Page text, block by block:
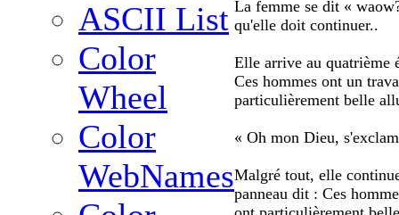
ASCII List
Color
Wheel
Color
WebNames
La femme se dit «
qu'elle doit continuer..
Elle arrive au quatrième
Ces hommes ont un
particulièrement belle
« Oh mon Dieu,
Malgré tout, elle
panneau dit : Ces